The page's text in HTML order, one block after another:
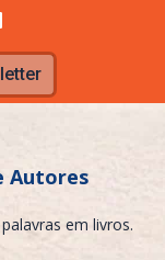
Autores
em livros.